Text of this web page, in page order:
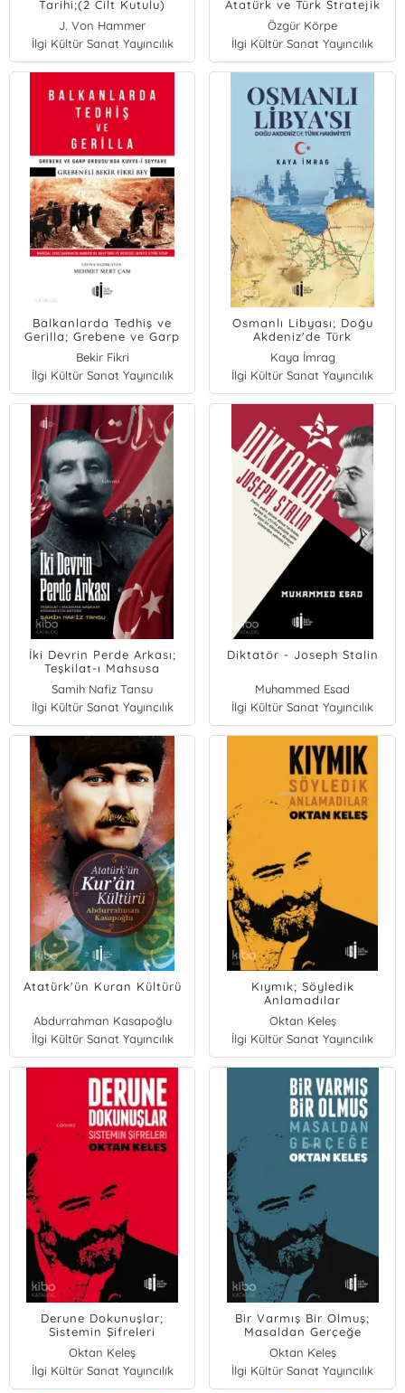
Tarihi;(2 Cilt Kutulu)
J. Von Hammer
İlgi Kültür Sanat Yayıncılık
Atatürk ve Türk Stratejik
Kültüründeki İnce Ayar
Özgür Körpe
İlgi Kültür Sanat Yayıncılık
Balkanlarda Tedhiş ve
Gerilla; Grebene ve Garp
Ordusu'nda Kuvve-i
Seyyare
Bekir Fikri
İlgi Kültür Sanat Yayıncılık
Osmanlı Libyası; Doğu
Akdeniz'de Türk
Hakimiyeti
Kaya İmrag
İlgi Kültür Sanat Yayıncılık
İki Devrin Perde Arkası;
Teşkilat-ı Mahsusa
Başkanı Hüsamettin
Ertürk
Samih Nafiz Tansu
İlgi Kültür Sanat Yayıncılık
Diktatör - Joseph Stalin
Muhammed Esad
İlgi Kültür Sanat Yayıncılık
Atatürk'ün Kuran Kültürü
Abdurrahman Kasapoğlu
İlgi Kültür Sanat Yayıncılık
Kıymık; Söyledik
Anlamadılar
Oktan Keleş
İlgi Kültür Sanat Yayıncılık
Derune Dokunuşlar;
Sistemin Şifreleri
Oktan Keleş
İlgi Kültür Sanat Yayıncılık
Bir Varmış Bir Olmuş;
Masaldan Gerçeğe
Oktan Keleş
İlgi Kültür Sanat Yayıncılık